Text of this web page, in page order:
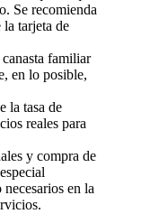
Se recomienda
la tarjeta de
familiar
en lo posible,
la tasa de
reales para
y compra de
en la